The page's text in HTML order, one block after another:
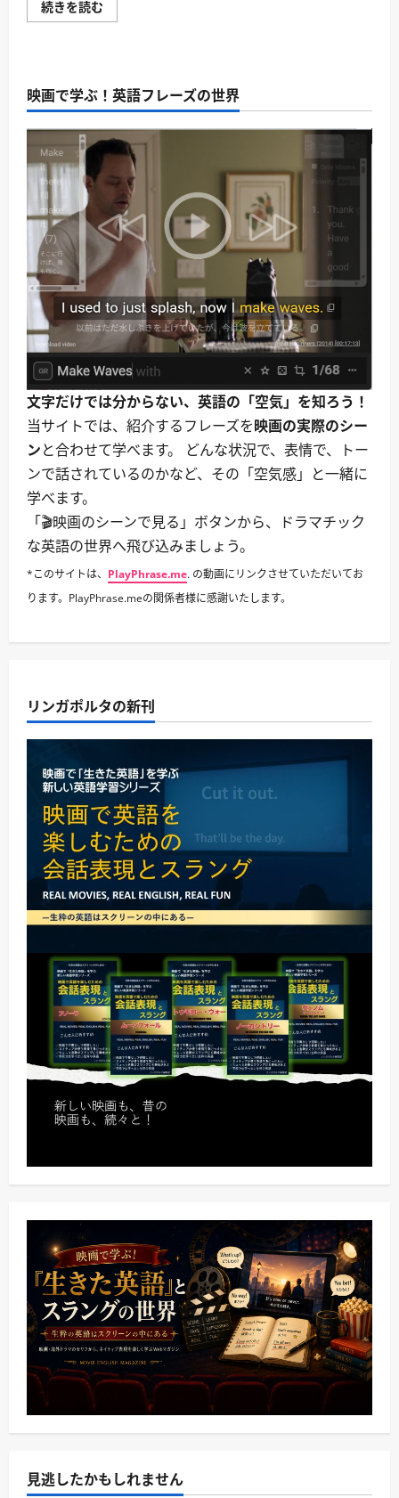
ガ
て
さ
に
読
む
続きを読む
で
表
現！
「腕」
と
「手」
の
イ
デ
オ
ム
完
全
ガ
イ
ド
に
つ
い
て
さ
ら
に
読
む
映画で学ぶ！英語フレーズの世界
文字だけでは分からない、英語の「空気」を知ろう！
当サイトでは、紹介するフレーズを映画の実際のシー
ンと合わせて学べます。 どんな状況で、表情で、トー
ンで話されているのかなど、その「空気感」と一緒に
学べます。
「🎬映画のシーンで見る」ボタンから、ドラマチック
な英語の世界へ飛び込みましょう。
*このサイトは、 PlayPhrase.me. の動画にリンクさせていただいてお
ります。PlayPhrase.meの関係者様に感謝いたします。
リンガポルタの新刊
見逃したかもしれません